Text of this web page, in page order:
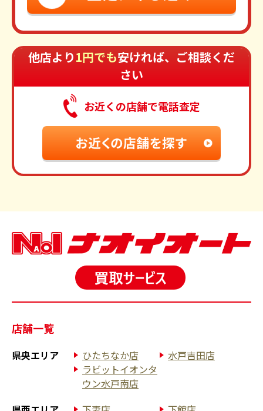
他店より1円でも安ければ、ご相談くだ
さい
お近くの店舗で電話査定
店舗一覧
県央エリア ひたちなか店
水戸吉田店
ラビットイオンタ
ウン水戸南店